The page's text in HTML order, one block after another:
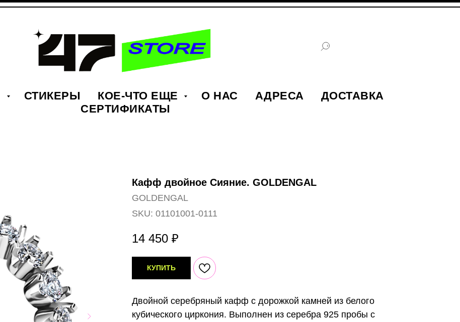
СТИКЕРЫ КОЕ-ЧТО ЕЩЕ О НАС АДРЕСА
ДОСТАВКА
СЕРТИФИКАТЫ
Кафф двойное Сияние. GOLDENGAL
GOLDENGAL
SKU: 01101001-0111
14 450 ₽
КУПИТЬ
Двойной серебряный кафф c дорожкой камней из белого
кубического циркония. Выполнен из серебра 925 пробы с